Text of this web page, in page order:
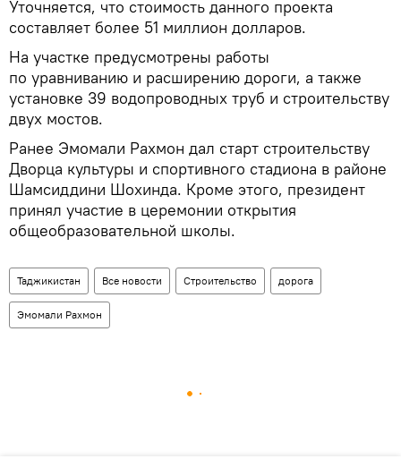
Уточняется, что стоимость данного проекта
составляет более 51 миллион долларов.
На участке предусмотрены работы
по уравниванию и расширению дороги, а также
установке 39 водопроводных труб и строительству
двух мостов.
Ранее Эмомали Рахмон дал старт строительству
Дворца культуры и спортивного стадиона в районе
Шамсиддини Шохинда. Кроме этого, президент
принял участие в церемонии открытия
общеобразовательной школы.
Таджикистан Все новости Строительство дорога
Эмомали Рахмон